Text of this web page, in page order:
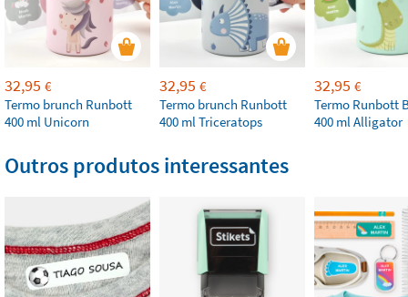
32,95 €
Termo brunch Runbott
400 ml Unicorn
32,95 €
Termo brunch Runbott
400 ml Triceratops
32,95 €
Termo Runbott
400 ml Alligator
Outros produtos interessantes